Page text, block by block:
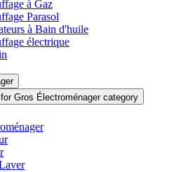
à Gaz
Parasol
à Bain d'huile
électrique
Gros Électroménager category